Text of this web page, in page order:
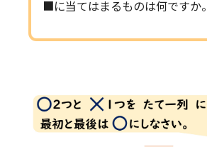
■に当てはまるものは何ですか。